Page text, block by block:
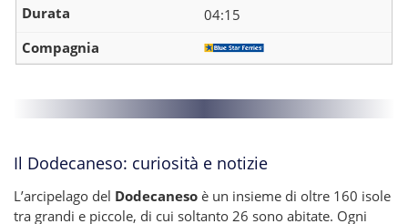
04:15
Il Dodecaneso: curiosità e notizie
L’arcipelago del Dodecaneso è un insieme di oltre 160 isole
tra grandi e piccole, di cui soltanto 26 sono abitate. Ogni